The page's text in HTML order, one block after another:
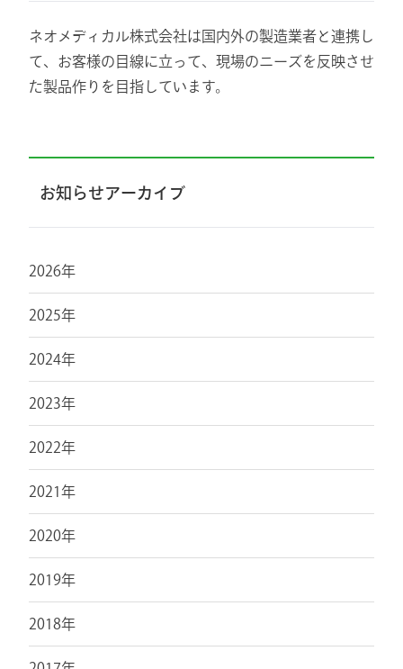
ネオメディカル株式会社は国内外の製造業者と連携し
て、お客様の目線に立って、現場のニーズを反映させ
た製品作りを目指しています。
お知らせアーカイブ
2026年
2025年
2024年
2023年
2022年
2021年
2020年
2019年
2018年